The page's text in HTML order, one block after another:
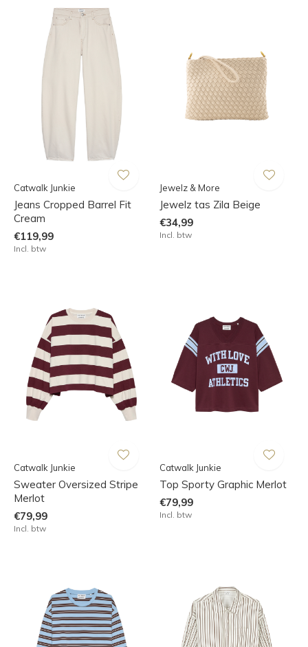
Catwalk Junkie
Jeans Cropped Barrel Fit
Cream
€119,99
Incl. btw
Jewelz & More
Jewelz tas Zila Beige
€34,99
Incl. btw
Catwalk Junkie
Sweater Oversized Stripe
Merlot
€79,99
Incl. btw
Catwalk Junkie
Top Sporty Graphic Merlot
€79,99
Incl. btw